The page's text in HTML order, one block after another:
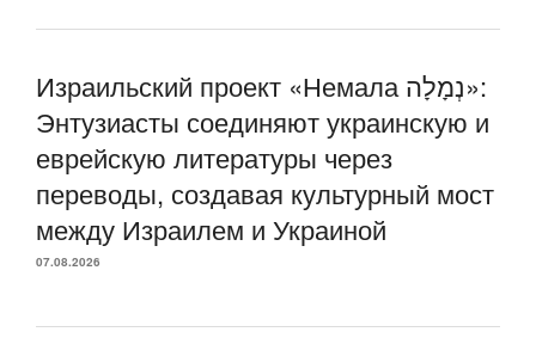
Израильский проект «Немала נְמָלָה»:
Энтузиасты соединяют украинскую и
еврейскую литературы через
переводы, создавая культурный мост
между Израилем и Украиной
07.08.2026